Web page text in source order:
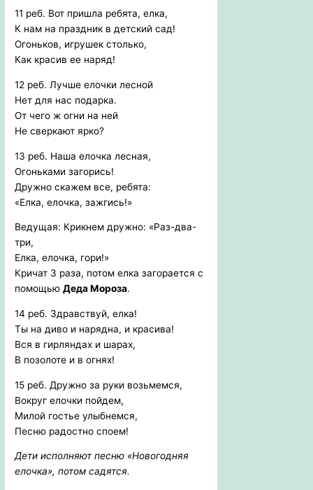
11 реб. Вот пришла ребята, елка,
К нам на праздник в детский сад!
Огоньков, игрушек столько,
Как красив ее наряд!
12 реб. Лучше елочки лесной
Нет для нас подарка.
От чего ж огни на ней
Не сверкают ярко?
13 реб. Наша елочка лесная,
Огоньками загорись!
Дружно скажем все, ребята:
«Елка, елочка, зажгись!»
Ведущая: Крикнем дружно: «Раз-два-
три,
Елка, елочка, гори!»
Кричат 3 раза, потом елка загорается с
помощьюДеда Мороза.
14 реб. Здравствуй, елка!
Ты на диво и нарядна, и красива!
Вся в гирляндах и шарах,
В позолоте и в огнях!
15 реб. Дружно за руки возьмемся,
Вокруг елочки пойдем,
Милой гостье улыбнемся,
Песню радостно споем!
Дети исполняют песню «Новогодняя
елочка», потом садятся.